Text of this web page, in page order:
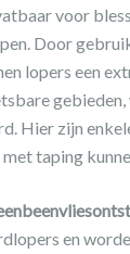
voor
Door
lopers een
Hier zijn
taping
en